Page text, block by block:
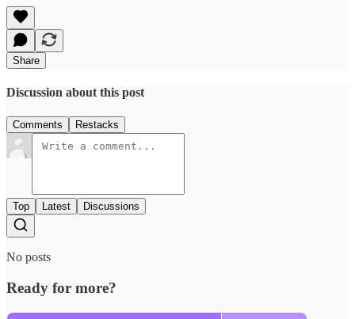
Share
Discussion about this post
Comments Restacks
Top Latest Discussions
No posts
Ready for more?